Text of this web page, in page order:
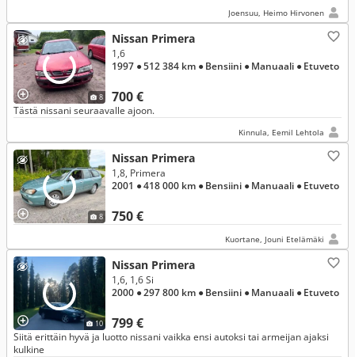
Joensuu, Heimo Hirvonen
8
Nissan Primera
700 €
1,6
1997 ● 512 384 km ● Bensiini ● Manuaali ● Etuveto
Tästä nissani seuraavalle ajoon.
Kinnula, Eemil Lehtola
8
Nissan Primera
750 €
1,8, Primera
2001 ● 418 000 km ● Bensiini ● Manuaali ● Etuveto
Kuortane, Jouni Etelämäki
10
Nissan Primera
799 €
1,6, 1,6 Si
2000 ● 297 800 km ● Bensiini ● Manuaali ● Etuveto
Siitä erittäin hyvä ja luotto nissani vaikka ensi autoksi tai armeijan ajaksi
kulkine